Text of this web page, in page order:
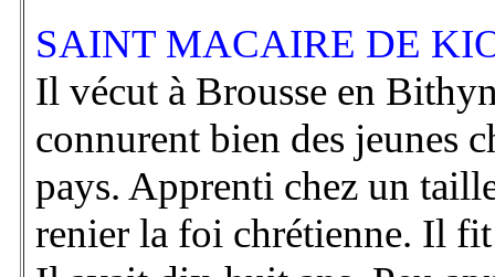
SAINT MACAIRE DE
Il vécut à Brousse en
connurent bien des jeunes
pays. Apprenti chez un
renier la foi chrétienne. Il